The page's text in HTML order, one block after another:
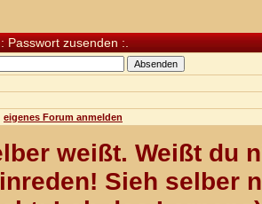
Passwort zusenden :.
eigenes Forum anmelden
weißt. Weißt du
Sieh selber